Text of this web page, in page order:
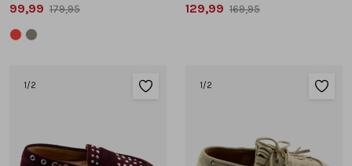
99,99 179,95 129,99 169,95
1 /2 1 /2